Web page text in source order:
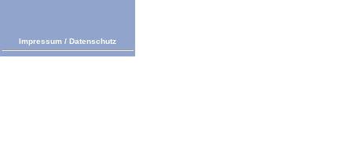
Impressum / Datenschutz